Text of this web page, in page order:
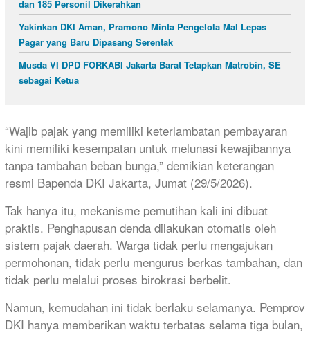
dan 185 Personil Dikerahkan
Yakinkan DKI Aman, Pramono Minta Pengelola Mal Lepas
Pagar yang Baru Dipasang Serentak
Musda VI DPD FORKABI Jakarta Barat Tetapkan Matrobin, SE
sebagai Ketua
“Wajib pajak yang memiliki keterlambatan pembayaran
kini memiliki kesempatan untuk melunasi kewajibannya
tanpa tambahan beban bunga,” demikian keterangan
resmi Bapenda DKI Jakarta, Jumat (29/5/2026).
Tak hanya itu, mekanisme pemutihan kali ini dibuat
praktis. Penghapusan denda dilakukan otomatis oleh
sistem pajak daerah. Warga tidak perlu mengajukan
permohonan, tidak perlu mengurus berkas tambahan, dan
tidak perlu melalui proses birokrasi berbelit.
Namun, kemudahan ini tidak berlaku selamanya. Pemprov
DKI hanya memberikan waktu terbatas selama tiga bulan,